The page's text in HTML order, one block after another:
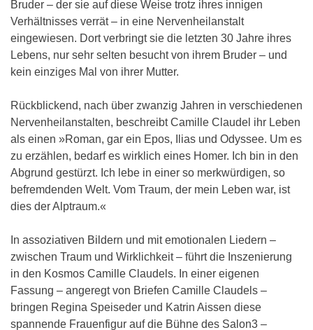
Bruder – der sie auf diese Weise trotz ihres innigen
Verhältnisses verrät – in eine Nervenheilanstalt
eingewiesen. Dort verbringt sie die letzten 30 Jahre ihres
Lebens, nur sehr selten besucht von ihrem Bruder – und
kein einziges Mal von ihrer Mutter.
Rückblickend, nach über zwanzig Jahren in verschiedenen
Nervenheilanstalten, beschreibt Camille Claudel ihr Leben
als einen »Roman, gar ein Epos, Ilias und Odyssee. Um es
zu erzählen, bedarf es wirklich eines Homer. Ich bin in den
Abgrund gestürzt. Ich lebe in einer so merkwürdigen, so
befremdenden Welt. Vom Traum, der mein Leben war, ist
dies der Alptraum.«
In assoziativen Bildern und mit emotionalen Liedern –
zwischen Traum und Wirklichkeit – führt die Inszenierung
in den Kosmos Camille Claudels. In einer eigenen
Fassung – angeregt von Briefen Camille Claudels –
bringen Regina Speiseder und Katrin Aissen diese
spannende Frauenfigur auf die Bühne des Salon3 –